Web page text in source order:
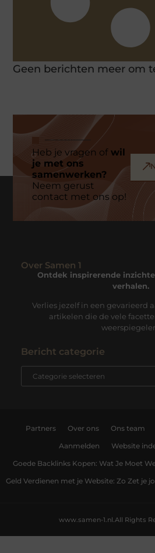
Geen berichten meer om
Heb je vragen ofwil
je met ons
samenwerken?
Neem gerust
contact met ons op!
Over Samen 1
Ontdek inspirerende
verhalen.
Verlies jezelf in een gevarieerd
artikelen die de vele
Bericht categorie
Partners Over ons Ons team
Aanmelden Website
Goede Backlinks Kopen: Wat Je Moet
Geld Verdienen met je Website: Zo Zet je
All Rights
www.samen-1.nl.